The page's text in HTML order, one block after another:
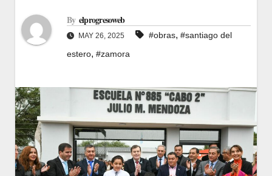
By elprogresoweb
MAY 26, 2025 #obras, #santiago del
estero, #zamora